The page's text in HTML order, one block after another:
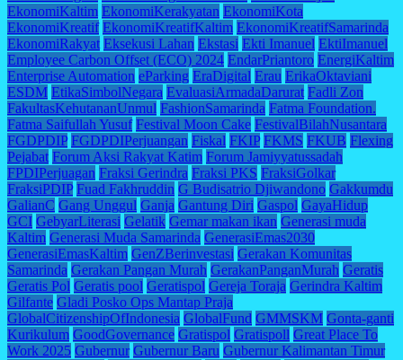
EkonomiKaltim EkonomiKerakyatan EkonomiKota
EkonomiKreatif EkonomiKreatifKaltim EkonomiKreatifSamarinda
EkonomiRakyat Eksekusi Lahan Ekstasi Ekti Imanuel EktiImanuel
Employee Carbon Offset (ECO) 2024 EndarPriantoro EnergiKaltim
Enterprise Automation eParking EraDigital Erau ErikaOktaviani
ESDM EtikaSimbolNegara EvaluasiArmadaDarurat Fadli Zon
FakultasKehutananUnmul FashionSamarinda Fatma Foundation.
Fatma Saifullah Yusuf Festival Moon Cake FestivalBilahNusantara
FGDPDIP FGDPDIPerjuangan Fiskal FKIP FKMS FKUB Flexing
Pejabat Forum Aksi Rakyat Katim Forum Jamiyyatussadah
FPDIPerjuagan Fraksi Gerindra Fraksi PKS FraksiGolkar
FraksiPDIP Fuad Fakhruddin G Budisatrio Djiwandono Gakkumdu
GalianC Gang Unggul Ganja Gantung Diri Gaspol GayaHidup
GCI GebyarLiterasi Gelatik Gemar makan ikan Generasi muda
Kaltim Generasi Muda Samarinda GenerasiEmas2030
GenerasiEmasKaltim GenZBerinvestasi Gerakan Komunitas
Samarinda Gerakan Pangan Murah GerakanPanganMurah Geratis
Geratis Pol Geratis pool Geratispol Gereja Toraja Gerindra Kaltim
Gilfante Gladi Posko Ops Mantap Praja
GlobalCitizenshipOfIndonesia GlobalFund GMMSKM Gonta-ganti
Kurikulum GoodGovernance Gratispol Gratispoll Great Place To
Work 2025 Gubernur Gubernur Baru Gubernur Kalimantan Timur